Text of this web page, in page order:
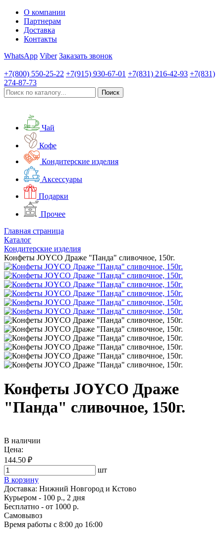
О компании
Партнерам
Доставка
Контакты
WhatsApp Viber Заказать звонок
+7(800) 550-25-22 +7(915) 930-67-01 +7(831) 216-42-93 +7(831)
274-87-73
Чай
Кофе
Кондитерские изделия
Аксессуары
Подарки
Прочее
Главная страница
Каталог
Кондитерские изделия
Конфеты JOYCO Драже "Панда" сливочное, 150г.
Конфеты JOYCO Драже
"Панда" сливочное, 150г.
В наличии
Цена:
144.50 ₽
шт
В корзину
Доставка: Нижний Новгород и Кстово
Курьером - 100 р., 2 дня
Бесплатно - от 1000 р.
Самовывоз
Время работы с 8:00 до 16:00